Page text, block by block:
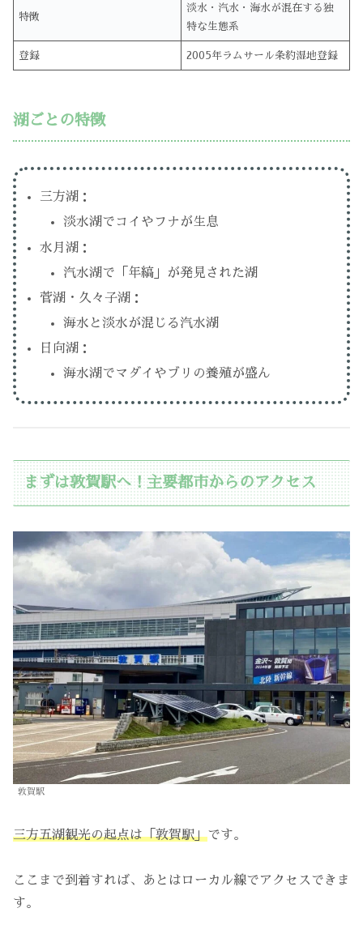
特徴
淡水・汽水・海水が混在する独
特な生態系
登録 2005年ラムサール条約湿地登録
湖ごとの特徴
三方湖：
淡水湖でコイやフナが生息
水月湖：
汽水湖で「年縞」が発見された湖
菅湖・久々子湖：
海水と淡水が混じる汽水湖
日向湖：
海水湖でマダイやブリの養殖が盛ん
まずは敦賀駅へ！主要都市からのアクセス
敦賀駅
三方五湖観光の起点は「敦賀駅」です。
ここまで到着すれば、あとはローカル線でアクセスできま
す。